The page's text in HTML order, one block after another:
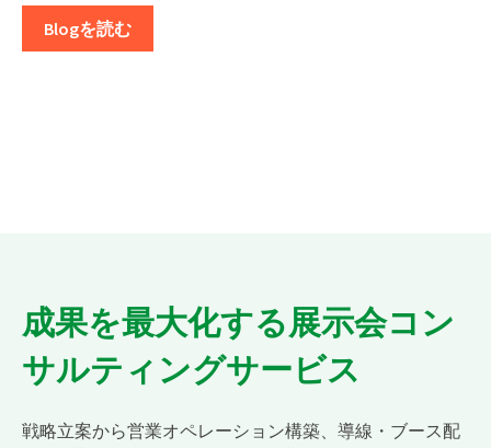
Blogを読む
成果を最大化する展示会コン
サルティングサービス
戦略立案から営業オペレーション構築、導線・ブース配